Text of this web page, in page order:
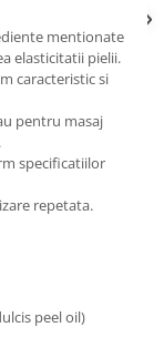
mentionate
elasticitatii pielii.
caracteristic si
pentru masaj
specificatiilor
repetata.
peel oil)